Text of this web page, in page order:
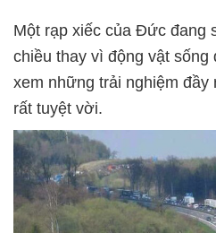
Một rạp xiếc của Đức đang
chiều thay vì động vật
xem những trải nghiệm
rất tuyệt vời.